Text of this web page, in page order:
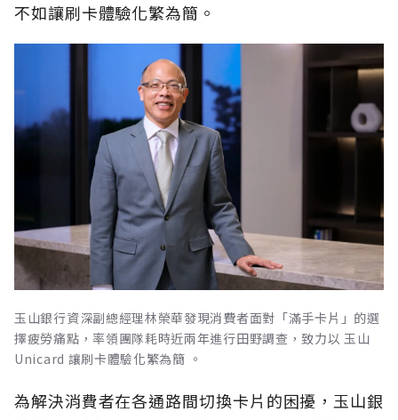
不如讓刷卡體驗化繁為簡。
玉山銀行資深副總經理林榮華發現消費者面對「滿手卡片」的選
擇疲勞痛點，率領團隊耗時近兩年進行田野調查，致力以 玉山
Unicard 讓刷卡體驗化繁為簡 。
為解決消費者在各通路間切換卡片的困擾，玉山銀